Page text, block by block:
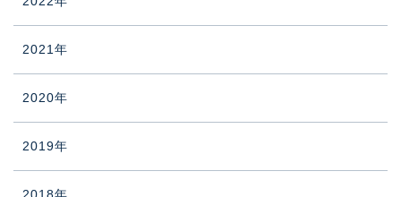
2021年
2020年
2019年